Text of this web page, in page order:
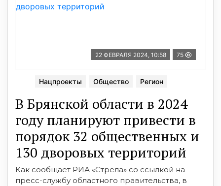
22 ФЕВРАЛЯ 2024, 10:58 75
Нацпроекты Общество Регион
В Брянской области в 2024
году планируют привести в
порядок 32 общественных и
130 дворовых территорий
Как сообщает РИА «Стрела» со ссылкой на
пресс-службу областного правительства, в